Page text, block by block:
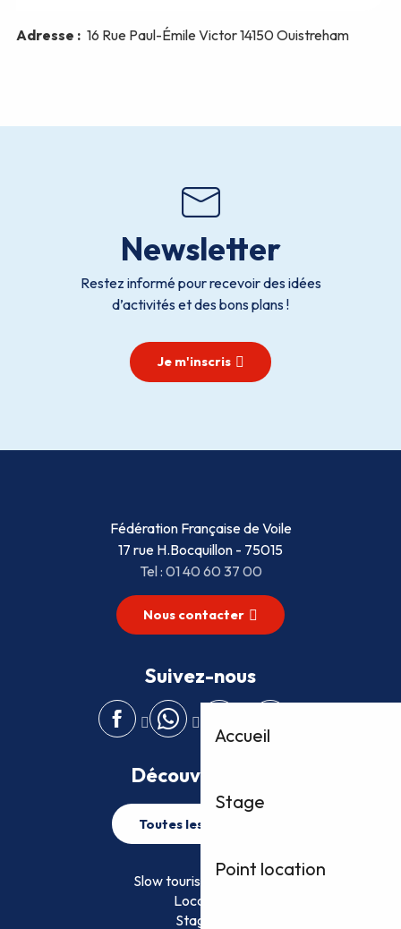
Accueil
Stage
Point location
Newsletter
Restez informé pour recevoir des idées
d’activités et des bons plans !
Je m'inscris
Fédération Française de Voile
17 rue H.Bocquillon - 75015
Tel : 01 40 60 37 00
Nous contacter
Suivez-nous
Découvrez plus
Toutes les activités
Slow tourisme FFVoile
Location
Stage